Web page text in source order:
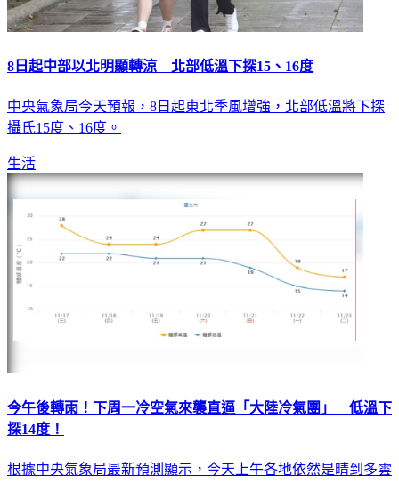
8日起中部以北明顯轉涼 北部低溫下探15、16度
中央氣象局今天預報，8日起東北季風增強，北部低溫將下探
攝氏15度、16度。
生活
今午後轉雨！下周一冷空氣來襲直逼「大陸冷氣團」 低溫下
探14度！
根據中央氣象局最新預測顯示，今天上午各地依然是晴到多雲